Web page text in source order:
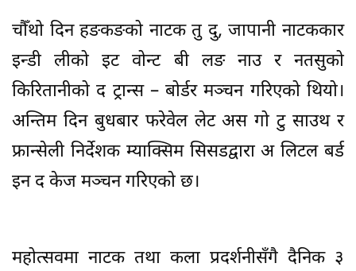
चौँथो दिन हङकङको नाटक तु दु, जापानी नाटककार
इन्डी लीको इट वोन्ट बी लङ नाउ र नतसुको
किरितानीको द ट्रान्स – बोर्डर मञ्चन गरिएको थियो।
अन्तिम दिन बुधबार फरेवेल लेट अस गो टु साउथ र
फ्रान्सेली निर्देशक म्याक्सिम सिसडद्वारा अ लिटल बर्ड
इन द केज मञ्चन गरिएको छ।
महोत्सवमा नाटक तथा कला प्रदर्शनीसँगै दैनिक ३